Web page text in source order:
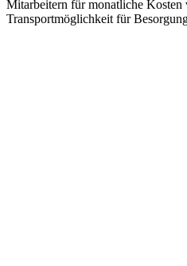
Mitarbeitern für monatliche Kosten
Transportmöglichkeit für